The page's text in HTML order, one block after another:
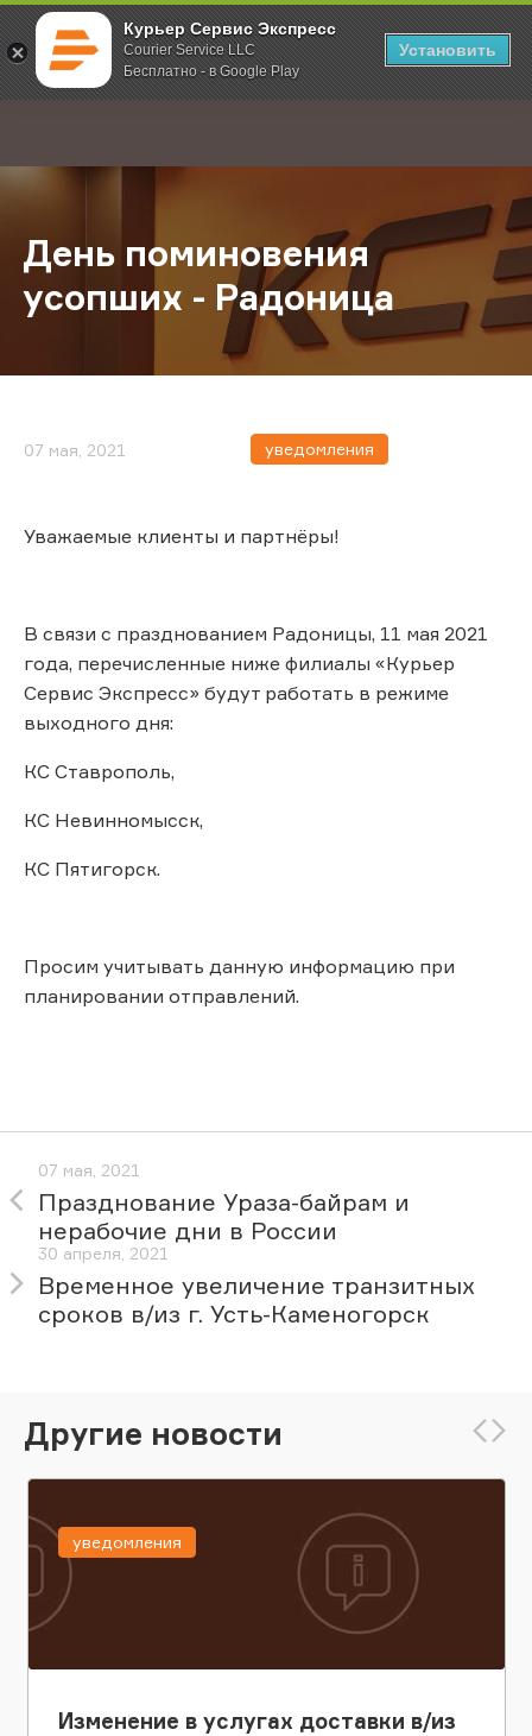
Курьер Сервис Экспресс
Courier Service LLC
Бесплатно - в Google Play
Установить
; Главная О компании Новости День поминовения усопших -
День поминовения
усопших - Радоница
07 мая, 2021 уведомления
Уважаемые клиенты и партнёры!
В связи с празднованием Радоницы, 11 мая 2021
года, перечисленные ниже филиалы «Курьер
Сервис Экспресс» будут работать в режиме
выходного дня:
КС Ставрополь,
КС Невинномысск,
КС Пятигорск.
Просим учитывать данную информацию при
планировании отправлений.
07 мая, 2021
Празднование Ураза-байрам и
нерабочие дни в России
30 апреля, 2021
Временное увеличение транзитных
сроков в/из г. Усть-Каменогорск
Другие новости
Изменение в услугах доставки в/из
уведомления